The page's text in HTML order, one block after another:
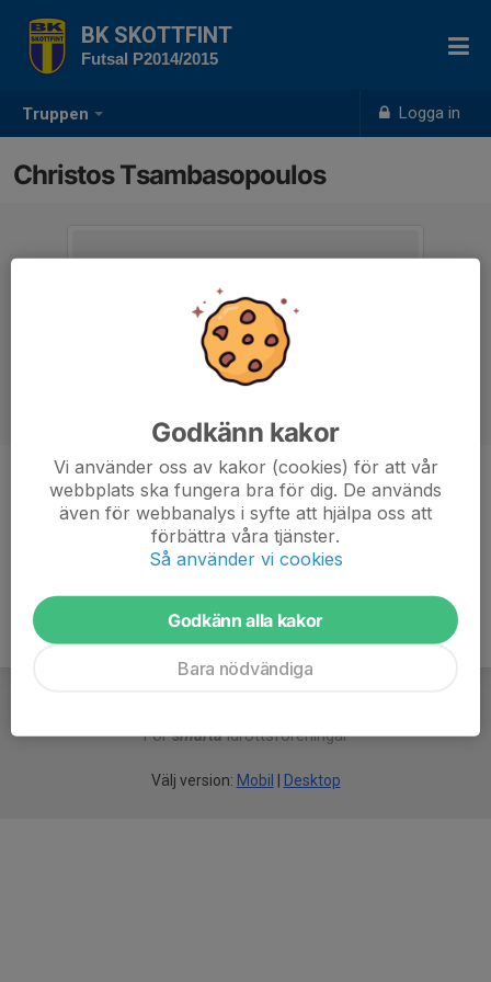
Truppen Logga in
BK SKOTTFINT
Futsal P2014/2015
Christos Tsambasopoulos
Titel
Tränare
54 år
Försmartaidrottsföreningar
Välj version: Mobil Desktop
Godkänn kakor
Vi använder oss av kakor (cookies) för att vår
webbplats ska fungera bra för dig. De används
även för webbanalys i syfte att hjälpa oss att
förbättra våra tjänster.
Så använder vi cookies
Godkänn alla kakor
Bara nödvändiga